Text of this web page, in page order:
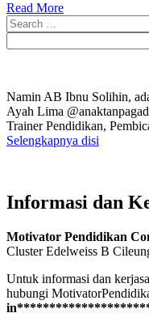
Read More
Search
for:
Namin AB Ibnu Solihin,
Ayah Lima
Trainer Pendidikan,
Selengkapnya disi
Informasi dan
Motivator Pendidikan
Cluster Edelweiss B
Untuk informasi dan
hubungi
in